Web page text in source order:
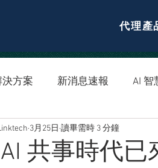
代理產
方案 新消息速報 AI 智
共事時代已
3月25日 讀畢需時 3 分鐘